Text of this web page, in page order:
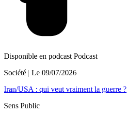
Disponible en podcast Podcast
Société | Le 09/07/2026
Iran/USA : qui veut vraiment la guerre ?
Sens Public